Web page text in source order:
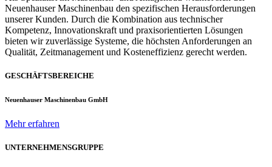
Neuenhauser Maschinenbau den spezifischen Herausforderungen
unserer Kunden. Durch die Kombination aus technischer
Kompetenz, Innovationskraft und praxisorientierten Lösungen
bieten wir zuverlässige Systeme, die höchsten Anforderungen an
Qualität, Zeitmanagement und Kosteneffizienz gerecht werden.
GESCHÄFTSBEREICHE
Neuenhauser Maschinenbau GmbH
Mehr erfahren
UNTERNEHMENSGRUPPE